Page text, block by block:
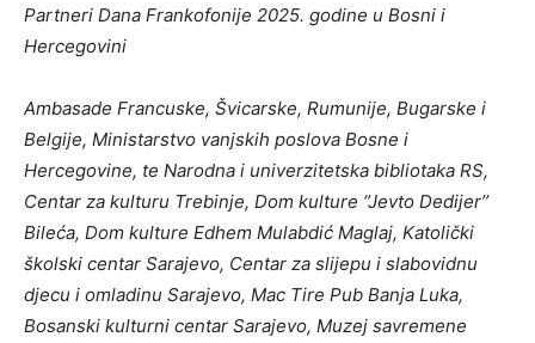
Partneri Dana Frankofonije 2025. godine u Bosni i
Hercegovini
Ambasade Francuske, Švicarske, Rumunije, Bugarske i
Belgije, Ministarstvo vanjskih poslova Bosne i
Hercegovine, te Narodna i univerzitetska bibliotaka RS,
Centar za kulturu Trebinje, Dom kulture ‘’Jevto Dedijer’’
Bileća, Dom kulture Edhem Mulabdić Maglaj, Katolički
školski centar Sarajevo, Centar za slijepu i slabovidnu
djecu i omladinu Sarajevo, Mac Tire Pub Banja Luka,
Bosanski kulturni centar Sarajevo, Muzej savremene